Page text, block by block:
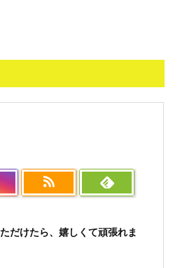
だけたら、嬉しくて頑張れま